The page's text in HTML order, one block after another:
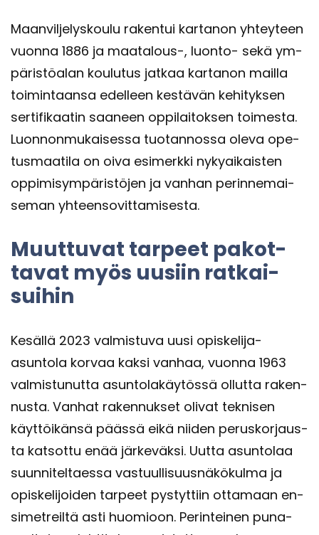
Maan­vil­je­lys­kou­lu ra­ken­tui kar­ta­non yh­tey­teen
vuon­na 1886 ja maatalous-​, luonto-​ sekä ym­
pä­ris­tö­alan kou­lu­tus jat­kaa kar­ta­non mail­la
toi­min­taan­sa edel­leen kes­tä­vän ke­hi­tyk­sen
ser­ti­fi­kaa­tin saa­neen op­pi­lai­tok­sen toi­mes­ta.
Luon­non­mu­kai­ses­sa tuo­tan­nos­sa oleva ope­
tus­maa­ti­la on oiva esi­merk­ki ny­ky­ai­kais­ten
op­pi­mi­sym­pä­ris­tö­jen ja van­han pe­rin­ne­mai­
se­man yh­teen­so­vit­ta­mi­ses­ta.
Muut­tu­vat tar­peet pa­kot­
ta­vat myös uusiin rat­kai­
sui­hin
Ke­säl­lä 2023 val­mis­tu­va uusi opiskelija-​
asuntola kor­vaa kaksi van­haa, vuon­na 1963
val­mis­tu­nut­ta asun­to­la­käy­tös­sä ol­lut­ta ra­ken­
nus­ta. Van­hat ra­ken­nuk­set oli­vat tek­ni­sen
käyt­töi­kän­sä pääs­sä eikä nii­den pe­rus­kor­jaus­
ta kat­sot­tu enää jär­ke­väk­si. Uutta asun­to­laa
suun­ni­tel­taes­sa vas­tuul­li­suus­nä­kö­kul­ma ja
opis­ke­li­joi­den tar­peet pys­tyt­tiin ot­ta­maan en­
si­met­reil­tä asti huo­mioon. Pe­rin­tei­nen pu­na­